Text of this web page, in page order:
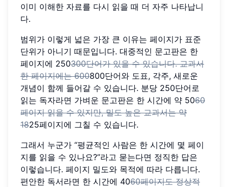
이미 이해한 자료를 다시 읽을 때 더 자주 나타납니
다.
범위가 이렇게 넓은 가장 큰 이유는 페이지가 표준
단위가 아니기 때문입니다. 대중적인 문고판은 한
페이지에 250300단어가 있을 수 있습니다. 교과서
한 페이지에는 600800단어와 도표, 각주, 새로운
개념이 함께 들어갈 수 있습니다. 분당 250단어로
읽는 독자라면 가벼운 문고판은 한 시간에 약 5060
페이지 읽을 수 있지만, 밀도 높은 교과서는 약
1825페이지에 그칠 수 있습니다.
그래서 누군가 “평균적인 사람은 한 시간에 몇 페이
지를 읽을 수 있나요?”라고 묻는다면 정직한 답은
이렇습니다. 페이지 밀도와 목적에 따라 다릅니다.
편안한 독서라면 한 시간에 4060페이지도 정상적